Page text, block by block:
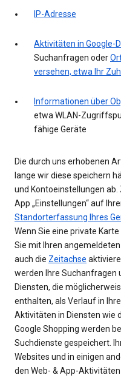
IP-Adresse
Aktivitäten in Google-
Suchanfragen oder
versehen, etwa Ihr
Informationen über
etwa WLAN-
fähige Geräte
Die durch uns erhobenen
lange wir diese speichern
und Kontoeinstellungen
App „Einstellungen“ auf
Standorterfassung Ihres
Wenn Sie eine private
Sie mit Ihren
auch die Zeitachse
werden Ihre Suchanfragen
Diensten, die
enthalten, als Verlauf in
Aktivitäten in Diensten wie
Google Shopping werden
Suchdienste gespeichert.
Websites und in einigen
den Web- & App-